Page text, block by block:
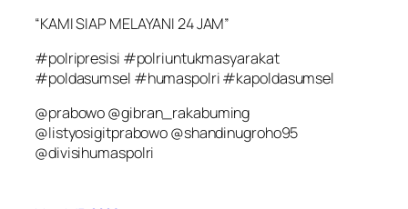
“KAMI SIAP MELAYANI 24 JAM”
#polripresisi #polriuntukmasyarakat
#poldasumsel #humaspolri #kapoldasumsel
@prabowo @gibran_rakabuming
@listyosigitprabowo @shandinugroho95
@divisihumaspolri